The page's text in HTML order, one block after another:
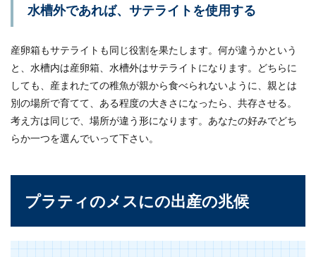
水槽外であれば、サテライトを使用する
産卵箱もサテライトも同じ役割を果たします。何が違うかという
と、水槽内は産卵箱、水槽外はサテライトになります。どちらに
しても、産まれたての稚魚が親から食べられないように、親とは
別の場所で育てて、ある程度の大きさになったら、共存させる。
考え方は同じで、場所が違う形になります。あなたの好みでどち
らか一つを選んでいって下さい。
プラティのメスにの出産の兆候